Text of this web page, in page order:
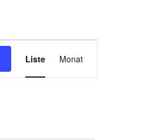
Ansichten-
Navigation
Liste Monat